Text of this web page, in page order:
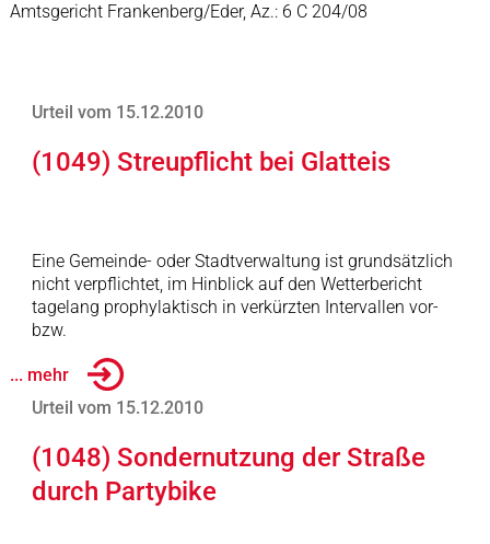
Amtsgericht Frankenberg/Eder, Az.: 6 C 204/08
Urteil vom 15.12.2010
(1049) Streupflicht bei Glatteis
Eine Gemeinde- oder Stadtverwaltung ist grundsätzlich
nicht verpflichtet, im Hinblick auf den Wetterbericht
tagelang prophylaktisch in verkürzten Intervallen vor-
bzw.
... mehr
Urteil vom 15.12.2010
(1048) Sondernutzung der Straße
durch Partybike